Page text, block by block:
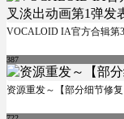
VOCALOID IA官方合辑第
387
资源重发～【部分细节修复